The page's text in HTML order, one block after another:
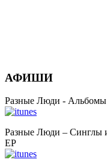
АФИШИ
Разные Люди - Альбомы
Разные Люди – Синглы
EP